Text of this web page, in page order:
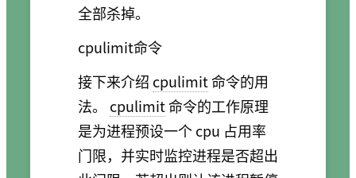
全部杀掉。
cpulimit命令
接下来介绍 cpulimit命令的用
法。 cpulimit命令的工作原理
是为进程预设一个 cpu 占用率
门限，并实时监控进程是否超出